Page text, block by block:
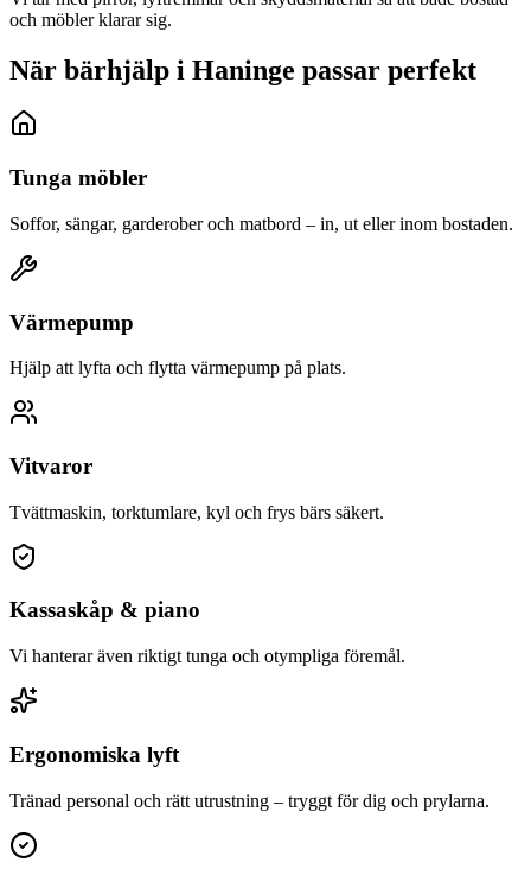
och möbler klarar sig.
När bärhjälp i Haninge passar perfekt
Tunga möbler
Soffor, sängar, garderober och matbord – in, ut eller inom bostaden.
Värmepump
Hjälp att lyfta och flytta värmepump på plats.
Vitvaror
Tvättmaskin, torktumlare, kyl och frys bärs säkert.
Kassaskåp & piano
Vi hanterar även riktigt tunga och otympliga föremål.
Ergonomiska lyft
Tränad personal och rätt utrustning – tryggt för dig och prylarna.